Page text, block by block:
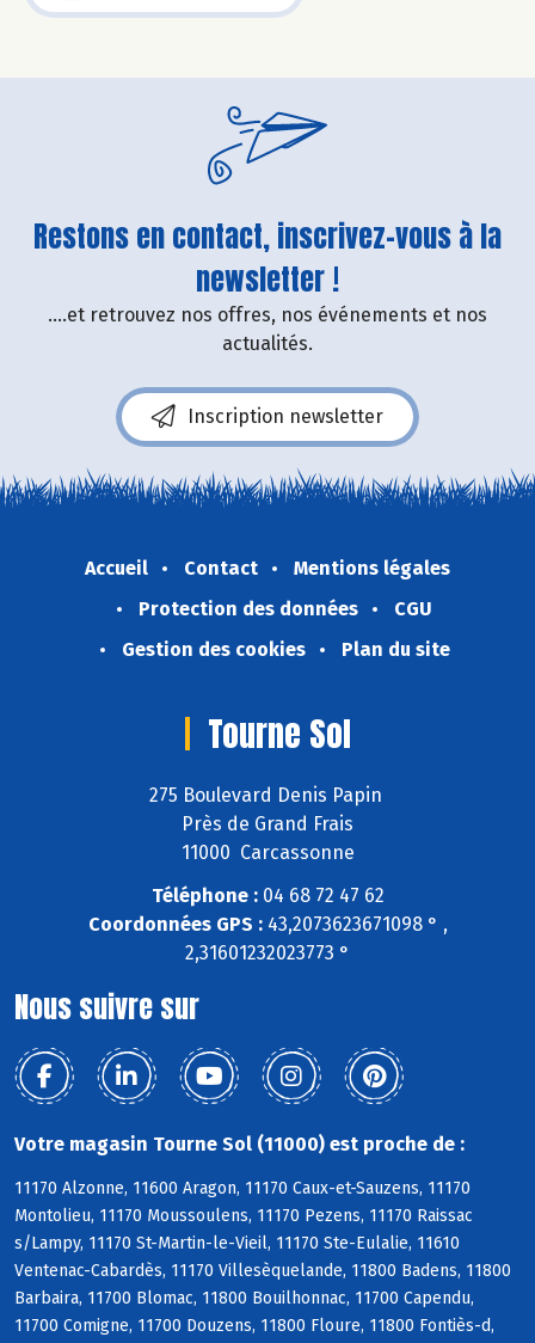
Restons en contact, inscrivez-vous à la
newsletter !
....et retrouvez nos offres, nos événements et nos
actualités.
Inscription newsletter
Accueil Contact
Mentions légales
Protection des données
CGU
Gestion des cookies
Plan du site
Tourne Sol
275 Boulevard Denis Papin
Près de Grand Frais
11000 Carcassonne
Téléphone :04 68 72 47 62
Coordonnées GPS :43,2073623671098 ° ,
2,31601232023773 °
Nous suivre sur
Votre magasin Tourne Sol (11000) est proche de :
11170 Alzonne, 11600 Aragon, 11170 Caux-et-Sauzens, 11170
Montolieu, 11170 Moussoulens, 11170 Pezens, 11170 Raissac
s/Lampy, 11170 St-Martin-le-Vieil, 11170 Ste-Eulalie, 11610
Ventenac-Cabardès, 11170 Villesèquelande, 11800 Badens, 11800
Barbaira, 11700 Blomac, 11800 Bouilhonnac, 11700 Capendu,
11700 Comigne, 11700 Douzens, 11800 Floure, 11800 Fontiès-d,